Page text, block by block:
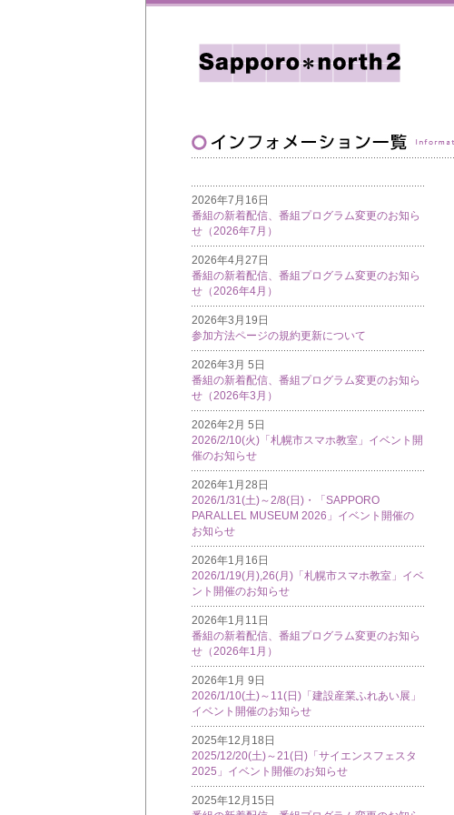
2026年7月16日
番組の新着配信、番組プログラム変更のお知ら
せ（2026年7月）
2026年4月27日
番組の新着配信、番組プログラム変更のお知ら
せ（2026年4月）
2026年3月19日
参加方法ページの規約更新について
2026年3月 5日
番組の新着配信、番組プログラム変更のお知ら
せ（2026年3月）
2026年2月 5日
2026/2/10(火)「札幌市スマホ教室」イベント開
催のお知らせ
2026年1月28日
2026/1/31(土)～2/8(日)・「SAPPORO
PARALLEL MUSEUM 2026」イベント開催の
お知らせ
2026年1月16日
2026/1/19(月),26(月)「札幌市スマホ教室」イベ
ント開催のお知らせ
2026年1月11日
番組の新着配信、番組プログラム変更のお知ら
せ（2026年1月）
2026年1月 9日
2026/1/10(土)～11(日)「建設産業ふれあい展」
イベント開催のお知らせ
2025年12月18日
2025/12/20(土)～21(日)「サイエンスフェスタ
2025」イベント開催のお知らせ
2025年12月15日